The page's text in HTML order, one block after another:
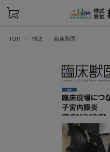
TOP 雑誌 臨床獣医